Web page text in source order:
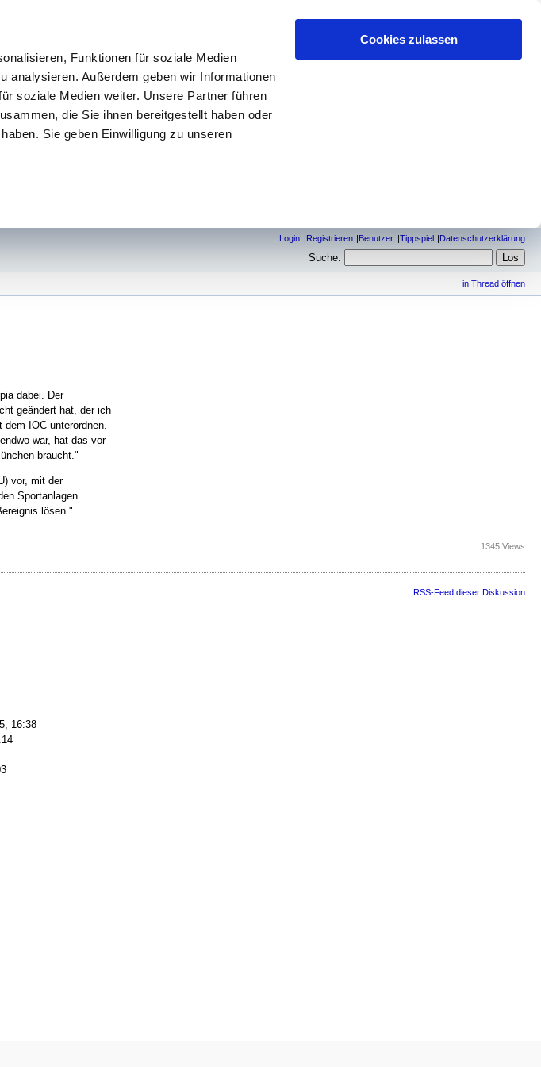
Funktionen für soziale Medien
analysieren. Außerdem geben wir Informationen
soziale Medien weiter. Unsere Partner führen
die Sie ihnen bereitgestellt haben oder
Sie geben Einwilligung zu unseren
Cookies zulassen
Login Registrieren Benutzer Tippspiel Datenschutzerklärung
Suche:
in Thread öffnen
dabei. Der
geändert hat, der ich
IOC unterordnen.
war, hat das vor
braucht."
vor, mit der
Sportanlagen
lösen."
1345 Views
RSS-Feed dieser Diskussion
16:38